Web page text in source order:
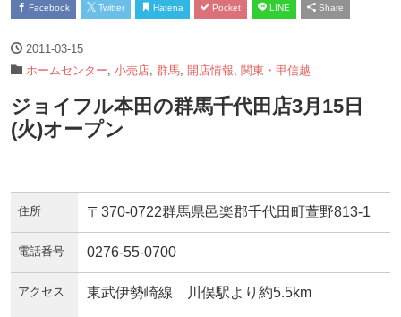
Facebook Twitter Hatena Pocket LINE Share
2011-03-15
ホームセンター 小売店 群馬 開店情報 関東・甲信越
ジョイフル本田の群馬千代田店3月15日
(火)オープン
住所 〒370-0722群馬県邑楽郡千代田町萱野813-1
電話番号 0276-55-0700
アクセス 東武伊勢崎線 川俣駅より約5.5km